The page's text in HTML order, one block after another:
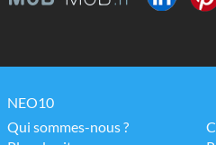
NEO10
Qui sommes-nous ?